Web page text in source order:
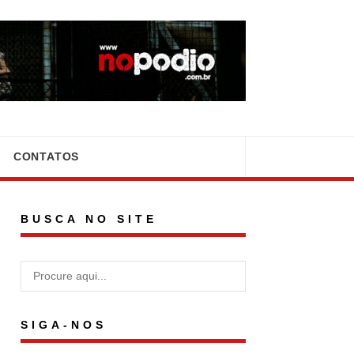
CONTATOS
BUSCA NO SITE
SIGA-NOS